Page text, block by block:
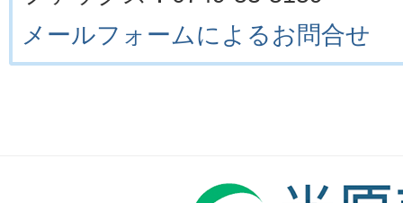
メールフォームによるお問合せ